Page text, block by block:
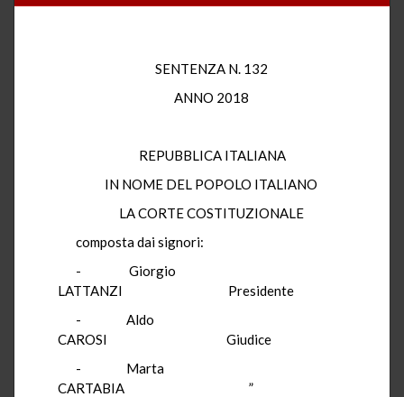
SENTENZA N. 132
ANNO 2018
REPUBBLICA ITALIANA
IN NOME DEL POPOLO ITALIANO
LA CORTE COSTITUZIONALE
composta dai signori:
- Giorgio
LATTANZI Presidente
- Aldo
CAROSI Giudice
- Marta
CARTABIA ”